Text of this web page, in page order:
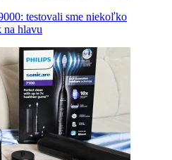
testovali sme niekoľko
na hlavu